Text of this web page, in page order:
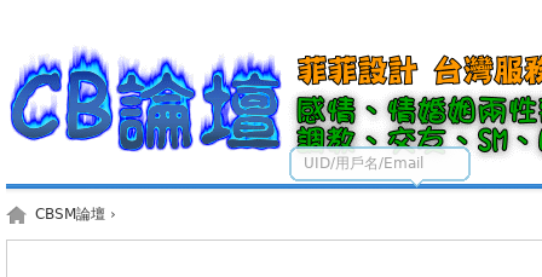
UID/用戶名/Email
CBSM論壇 ›